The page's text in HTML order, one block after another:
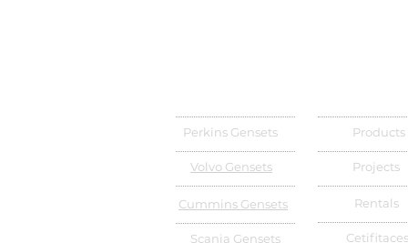
Perkins Gensets
Volvo Gensets
Cummins Gensets
Scania Gensets
Products
Projects
Rentals
Cetifitaces